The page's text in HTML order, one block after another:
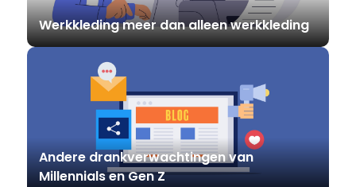
Werkkleding meer dan alleen werkkleding
Andere drankverwachtingen van
Millennials en Gen Z